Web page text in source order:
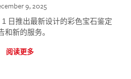
9, 2025
日推出最新设计的彩色宝石鉴定
和新的服务。
阅读更多